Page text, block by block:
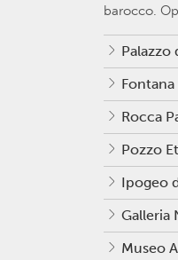
barocco.
Palazzo
Rocca
Pozzo
Ipogeo
Galleria
Museo